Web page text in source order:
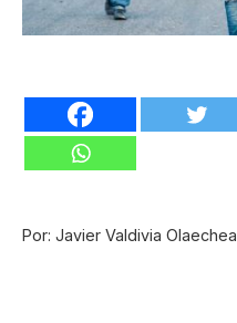
Por: Javier Valdivia Olaechea